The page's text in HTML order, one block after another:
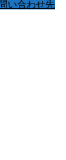
い合わせ先